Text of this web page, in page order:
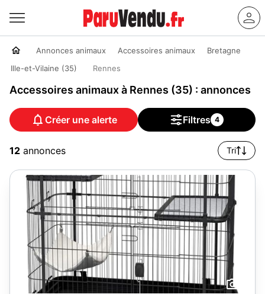
Annonces animaux Accessoires animaux
Bretagne
Ille-et-Vilaine (35)
Rennes
Accessoires animaux à Rennes (35) : annonces
Créer une alerte Filtres 4
12 annonces Tri